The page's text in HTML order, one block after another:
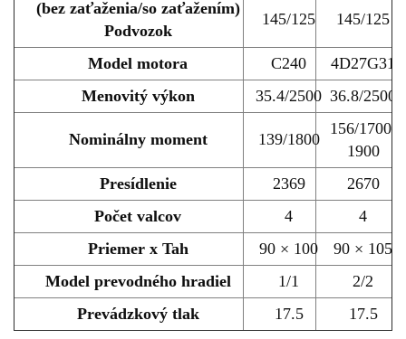
(bez zaťaženia/so zaťažením)
Podvozok
145/125 145/125
Model motora C240
4D27G31
Menovitý výkon
35.4/2500 36.8/2500
Nominálny moment 139/1800
156/1700-
1900
Presídlenie
2369
2670
Počet valcov
4
4
Priemer x Tah
90 × 100
90 × 105
Model prevodného hradiel
1/1
2/2
Prevádzkový tlak
17.5 17.5